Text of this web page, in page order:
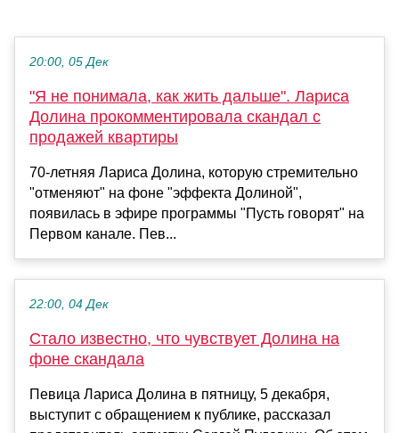
20:00, 05 Дек
"Я не понимала, как жить дальше". Лариса
Долина прокомментировала скандал с
продажей квартиры
70-летняя Лариса Долина, которую стремительно
"отменяют" на фоне "эффекта Долиной",
появилась в эфире программы "Пусть говорят" на
Первом канале. Пев...
22:00, 04 Дек
Стало известно, что чувствует Долина на
фоне скандала
Певица Лариса Долина в пятницу, 5 декабря,
выступит с обращением к публике, рассказал